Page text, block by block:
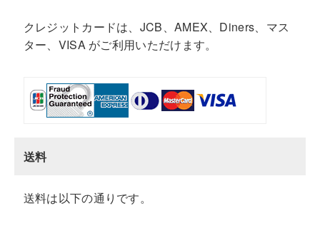
クレジットカードは、JCB、AMEX、Diners、マス
ター、VISA がご利用いただけます。
送料
送料は以下の通りです。